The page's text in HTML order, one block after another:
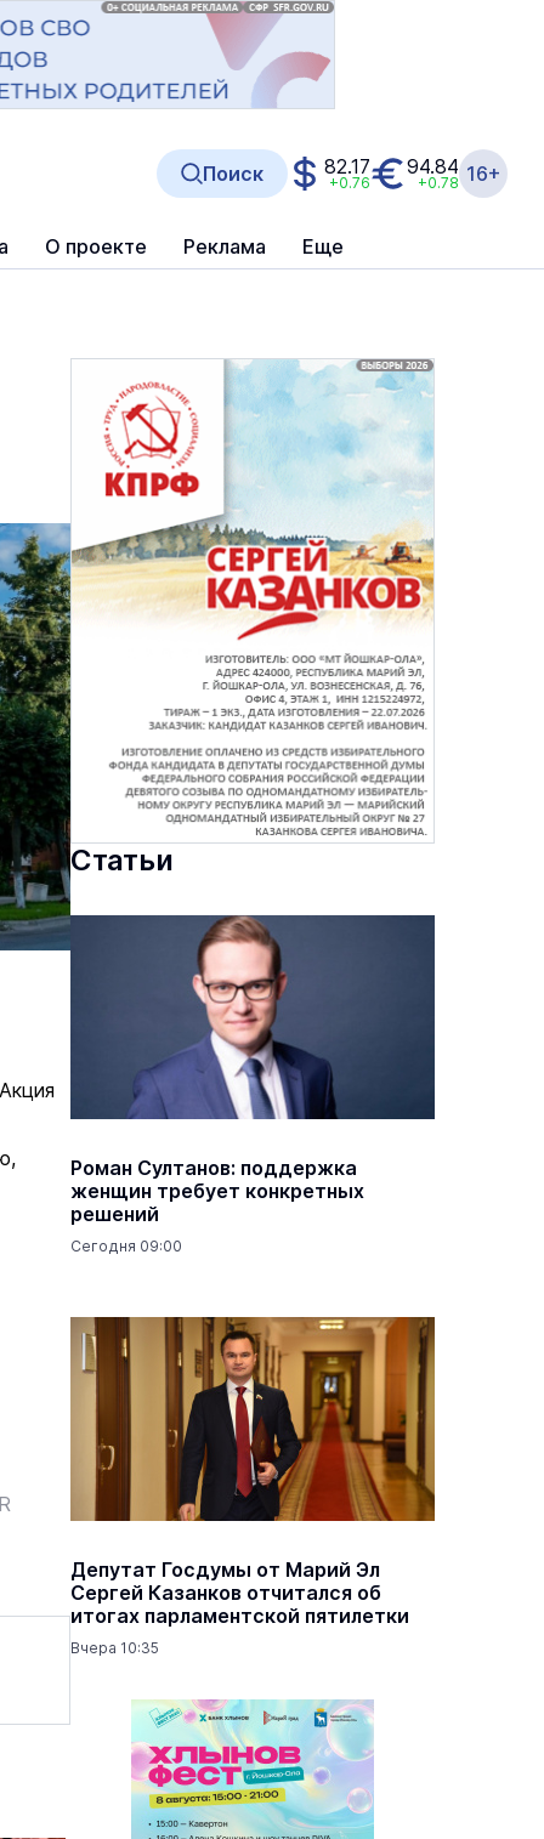
О проекте Реклама Еще
Поиск 82.17
+0.76
94.84
+0.78 16+
Статьи
Роман Султанов: поддержка
женщин требует конкретных
решений
Сегодня 09:00
Депутат Госдумы от Марий Эл
Сергей Казанков отчитался об
итогах парламентской пятилетки
Вчера 10:35